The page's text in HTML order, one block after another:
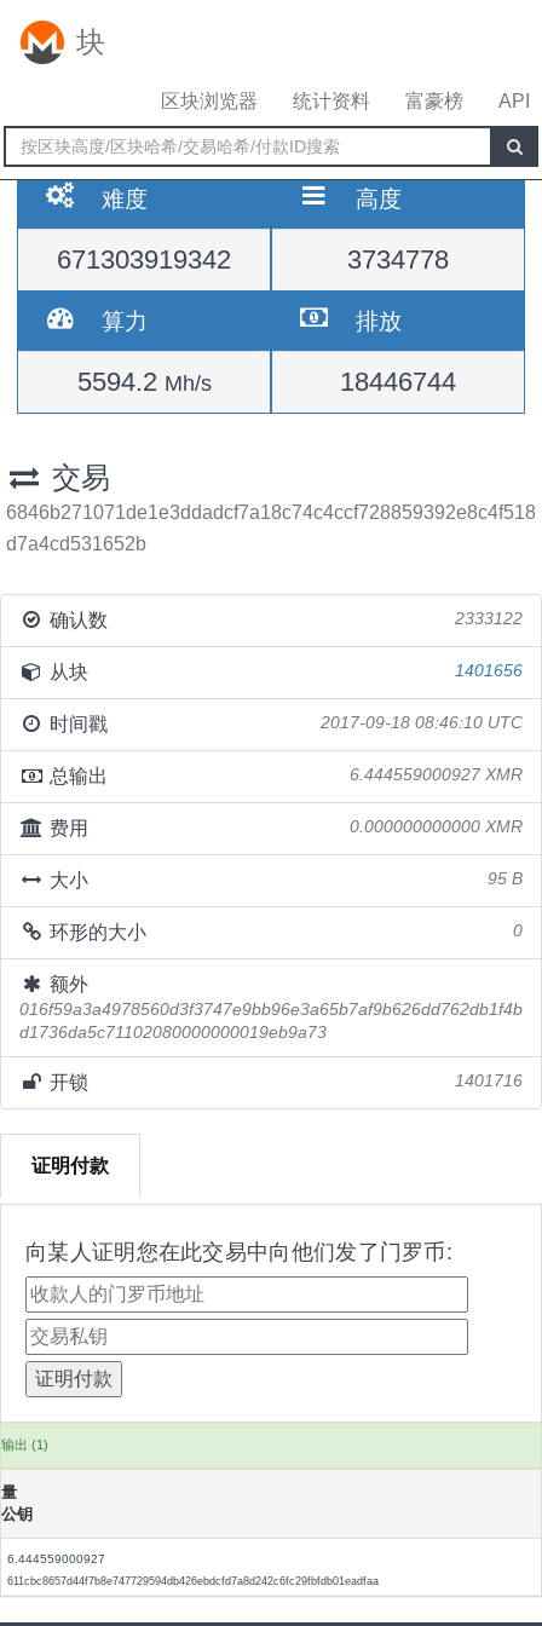
块
区块浏览器 统计资料 富豪榜 API
难度
671303919342
高度
3734778
算力
5594.2 Mh/s
排放
18446744
交易
6846b271071de1e3ddadcf7a18c74c4ccf728859392e8c4f518
d7a4cd531652b
确认数 2333122
从块 1401656
时间戳 2017-09-18 08:46:10 UTC
总输出 6.444559000927 XMR
费用 0.000000000000 XMR
大小 95 B
环形的大小 0
额外
016f59a3a4978560d3f3747e9bb96e3a65b7af9b626dd762db1f4b
d1736da5c71102080000000019eb9a73
开锁 1401716
证明付款
向某人证明您在此交易中向他们发了门罗币:
输出 (1)
量
公钥
6.444559000927
611cbc8657d44f7b8e747729594db426ebdcfd7a8d242c6fc29fbfdb01eadfaa